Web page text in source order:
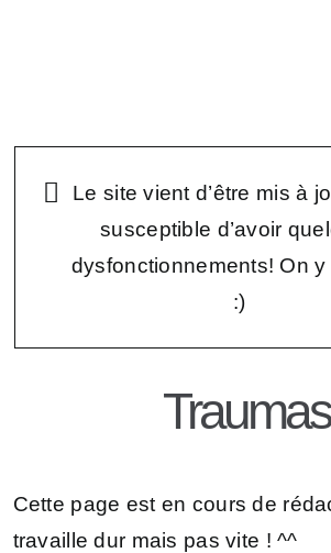
Le site vient d’être mis à
susceptible d’avoir
dysfonctionnements! On y
:)
Traumas
Cette page est en cours de
travaille dur mais pas vite ! ^^